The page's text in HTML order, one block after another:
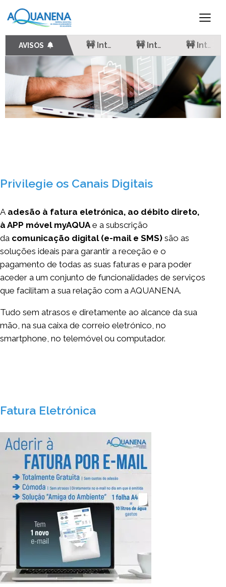
AVISOS 🚧 Interrupção no Abastecimento de Água – Minde | 29 JUL 🚧 Interrupção no Abastecimento de Água – Alcanena | 28 JUL | Extensão de corte
Privilegie os Canais Digitais
A adesão à fatura eletrónica, ao débito direto,
à APP móvel myAQUA e a subscrição
da comunicação digital (e-mail e SMS) são as
soluções ideais para garantir a receção e o
pagamento de todas as suas faturas e para poder
aceder a um conjunto de funcionalidades de serviços
que facilitam a sua relação com a AQUANENA.
Tudo sem atrasos e diretamente ao alcance da sua
mão, na sua caixa de correio eletrónico, no
smartphone, no telemóvel ou computador.
Fatura Eletrónica